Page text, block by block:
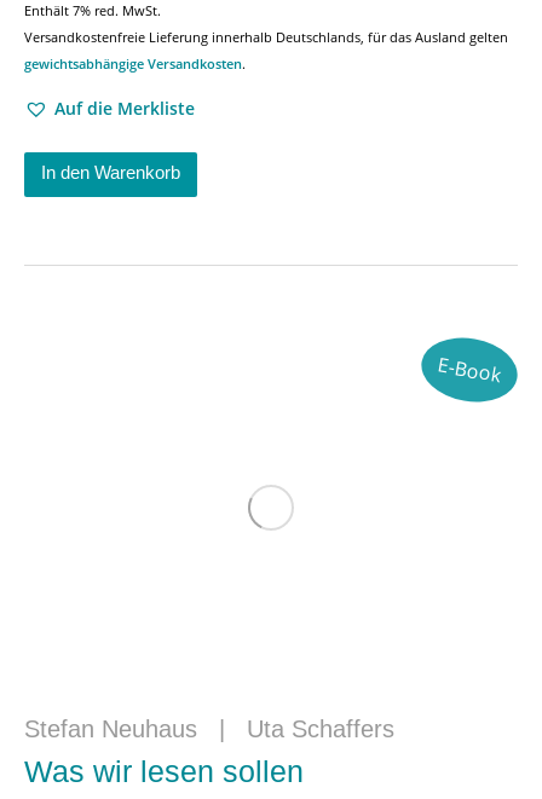
Enthält 7% red. MwSt.
Versandkostenfreie Lieferung innerhalb Deutschlands, für das Ausland gelten
gewichtsabhängige Versandkosten.
Auf die Merkliste
In den Warenkorb
E-Book
Stefan Neuhaus Uta Schaffers
Was wir lesen sollen